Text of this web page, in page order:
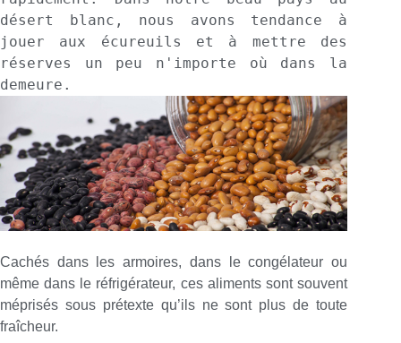
désert blanc, nous avons tendance à
jouer aux écureuils et à mettre des
réserves un peu n'importe où dans la
Cachés dans les armoires, dans le congélateur ou
même dans le réfrigérateur, ces aliments sont souvent
méprisés sous prétexte qu’ils ne sont plus de toute
fraîcheur.